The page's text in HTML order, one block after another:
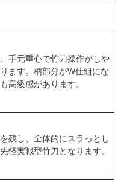
手元重心で竹刀操作がしや
ます。柄部分がW仕組にな
高級感があります。
残し、全体的にスラっとし
軽実戦型竹刀となります。